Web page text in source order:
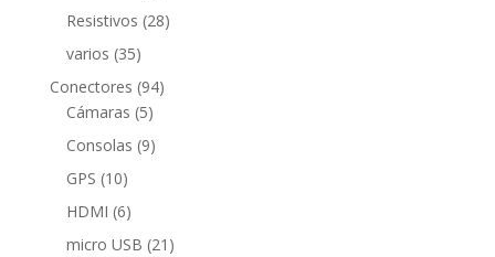
producto
Resistivos 2828
varios 3535
productos
Conectores 9494
Cámaras 55
productos
Consolas 99
GPS 1010
productos
HDMI 66
productos
micro USB 21 21